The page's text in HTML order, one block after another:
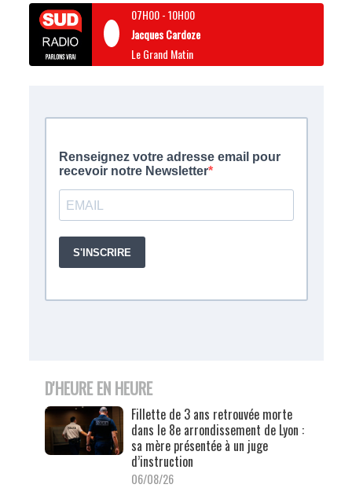
07H00-10H00
Jacques Cardoze
Le Grand Matin
D'HEURE EN HEURE
Fillette de 3 ans retrouvée morte
dans le 8e arrondissement de Lyon :
sa mère présentée à un juge
d’instruction
06/08/26